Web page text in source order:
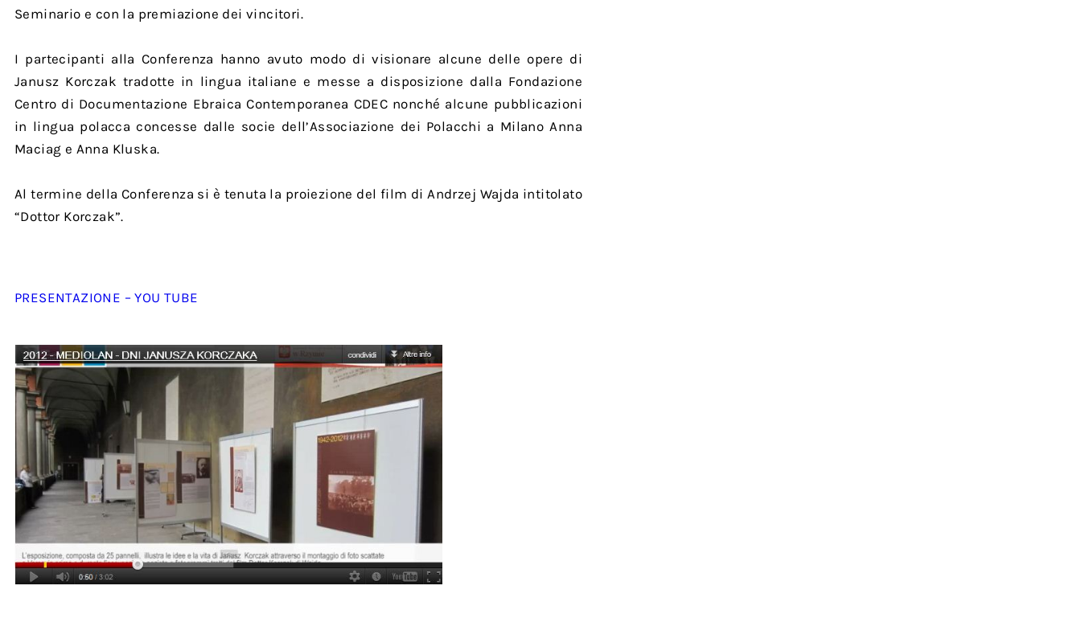
Seminario e con la premiazione dei vincitori.
I partecipanti alla Conferenza hanno avuto modo di visionare alcune delle opere di
Janusz Korczak tradotte in lingua italiane e messe a disposizione dalla Fondazione
Centro di Documentazione Ebraica Contemporanea CDEC nonché alcune pubblicazioni
in lingua polacca concesse dalle socie dell’Associazione dei Polacchi a Milano Anna
Maciag e Anna Kluska.
Al termine della Conferenza si è tenuta la proiezione del film di Andrzej Wajda intitolato
“Dottor Korczak”.
PRESENTAZIONE – YOU TUBE